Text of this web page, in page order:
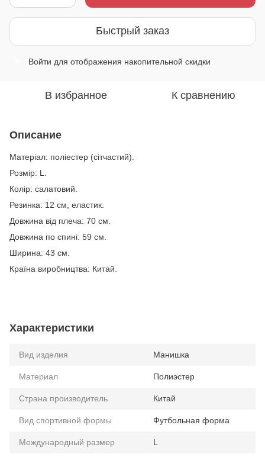
Быстрый заказ
Войти для отображения накопительной скидки
В избранное К сравнению
Описание
Матеріал: поліестер (сітчастий).
Розмір: L.
Колір: салатовий.
Резинка: 12 см, еластик.
Довжина від плеча: 70 см.
Довжина по спині: 59 см.
Ширина: 43 см.
Країна виробництва: Китай.
Характеристики
Вид изделия Манишка
Материал Полиэстер
Страна производитель Китай
Вид спортивной формы Футбольная форма
Международный размер L